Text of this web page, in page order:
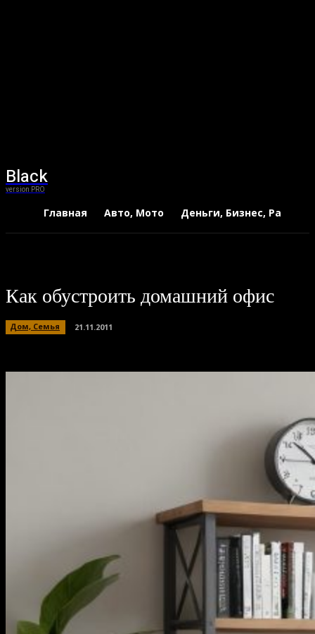
Black
version PRO
Главная Авто, Мото Деньги, Бизнес, Работа
Как обустроить домашний офис
Дом, Семья 21.11.2011